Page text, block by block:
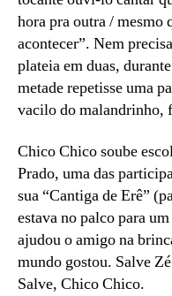
hora pra outra / mesmo
acontecer”. Nem
plateia em duas,
metade repetisse uma
vacilo do malandrinho,
Chico Chico soube
Prado, uma das
sua “Cantiga de Erê”
estava no palco para
ajudou o amigo na
mundo gostou. Salve
Salve, Chico Chico.